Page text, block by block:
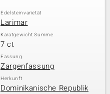
Edelsteinvarietät
Larimar
Karatgewicht Summe
7 ct
Fassung
Zargenfassung
Herkunft
Dominikanische Republik